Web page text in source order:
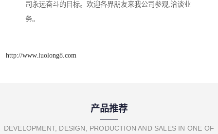
司永远奋斗的目标。欢迎各界朋友来我公司参观,洽谈业
务。
http://www.luolong8.com
产品推荐
DEVELOPMENT, DESIGN, PRODUCTION AND SALES IN ONE OF